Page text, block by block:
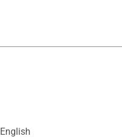
English